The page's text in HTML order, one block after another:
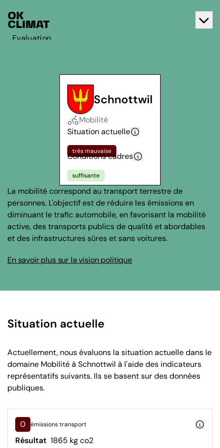
Evaluation
Schnottwil
Mobilité
Situation actuelle
très mauvaise
Conditions cadres
suffisante
La mobilité correspond au transport terrestre de
personnes. L'objectif est de réduire les émissions en
diminuant le trafic automobile, en favorisant la mobilité
active, des transports publics de qualité et abordables
et des infrastructures sûres et sans voitures.
En savoir plus sur la vision politique
Situation actuelle
Actuellement, nous évaluons la situation actuelle dans le
domaine Mobilité à Schnottwil à l'aide des indicateurs
représentatifs suivants. Ils se basent sur des données
publiques.
0 émissions transport
Résultat 1865 kg co2